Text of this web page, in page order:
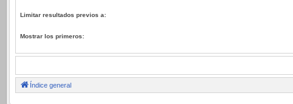
Limitar resultados previos a:
Mostrar los primeros:
Índice general